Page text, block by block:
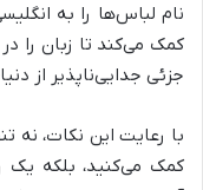
نام لباس‌ها را به
کمک می‌کند تا زبان را
جزئی جدایی‌ناپذیر از
با رعایت این نکات، نه
کمک می‌کنید، بلکه یک